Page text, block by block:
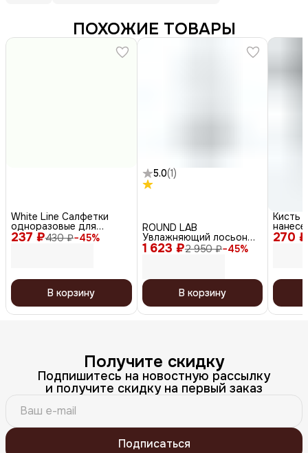
ПОХОЖИЕ ТОВАРЫ
237 ₽430 ₽−45%
White Line Салфетки
одноразовые для
косметических
процедур, 8 х 40 см,
В корзину
5.0(1)
1 623 ₽2 950 ₽−45%
ROUND LAB
Увлажняющий лосьон
для лица / 1025 Dokdo
lotion, 200 мл
В корзину
270 ₽
Кисть
Получите скидку
Подпишитесь на новостную рассылку
и получите скидку на первый заказ
Подписаться